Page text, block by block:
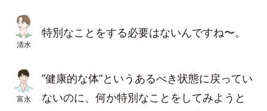
清水
特別なことをする必要はないんですね〜。
富永
”健康的な体”というあるべき状態に戻ってい
ないのに、何か特別なことをしてみようと